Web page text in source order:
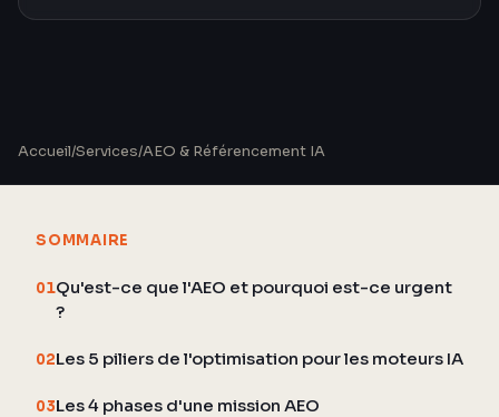
Accueil/Services/AEO & Référencement IA
SOMMAIRE
01Qu'est-ce que l'AEO et pourquoi est-ce urgent
?
02Les 5 piliers de l'optimisation pour les moteurs IA
03Les 4 phases d'une mission AEO